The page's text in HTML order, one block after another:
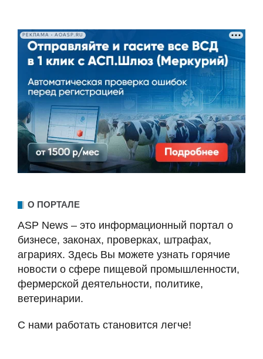
РЕКЛАМА • AOASP.RU
О ПОРТАЛЕ
ASP News – это информационный портал о
бизнесе, законах, проверках, штрафах,
аграриях. Здесь Вы можете узнать горячие
новости о сфере пищевой промышленности,
фермерской деятельности, политике,
ветеринарии.
С нами работать становится легче!